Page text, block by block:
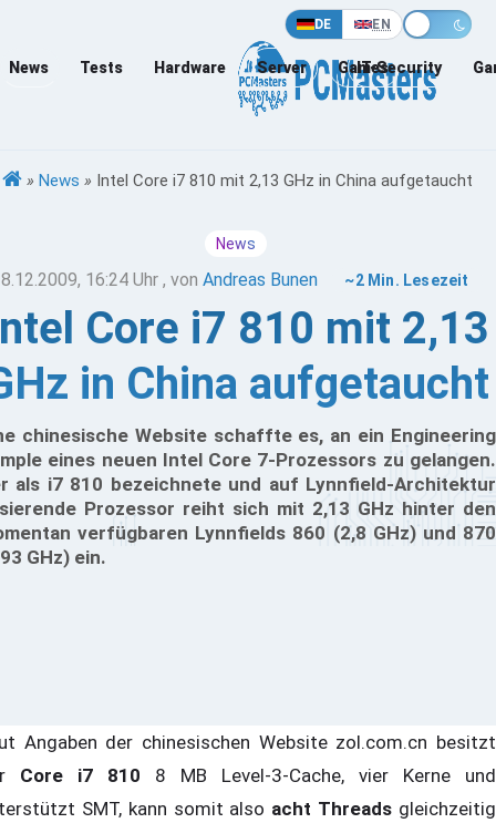
DE EN
News Tests Hardware Server Games
IT-Security
» News » Intel Core i7 810 mit 2,13 GHz in China aufgetaucht
News
16:24 Uhr , vonAndreas Bunen ~2 Min. Lesezeit
Core i7 810 mit 2,13
in China aufgetaucht
chinesische Website schaffte es, an ein Engineering
eines neuen Intel Core 7-Prozessors zu gelangen.
als i7 810 bezeichnete und auf Lynnfield-Architektur
Prozessor reiht sich mit 2,13 GHz hinter den
verfügbaren Lynnfields 860 (2,8 GHz) und 870
GHz) ein.
Angaben der chinesischen Website zol.com.cn besitzt
Core i7 810 8 MB Level-3-Cache, vier Kerne und
SMT, kann somit also acht Threads gleichzeitig